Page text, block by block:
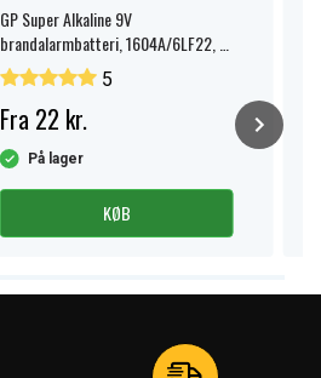
GP Super Alkaline 9V
brandalarmbatteri, 1604A/6LF22, 1-
pak.
5
Fra 22 kr.
På lager
KØB